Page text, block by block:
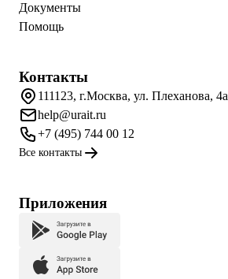
Документы
Помощь
Контакты
111123, г.Москва, ул. Плеханова, 4а
help@urait.ru
+7 (495) 744 00 12
Все контакты
Приложения